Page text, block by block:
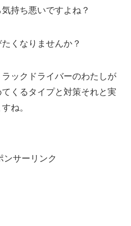
持ち悪いですよね？
くなりませんか？
ックドライバーのわたしが
くるタイプと対策それと実
ね。
ンサーリンク